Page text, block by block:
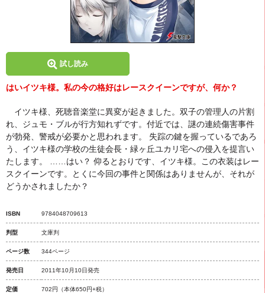
試し読み
はいイツキ様。私の今の格好はレースクイーンですが、何か？
イツキ様、死聴音楽堂に異変が起きました。双子の管理人の片割
れ、ジュモ・ブルが行方知れずです。付近では、謎の連続傷害事件
が勃発、警戒が必要かと思われます。 失踪の鍵を握っているであろ
う、イツキ様の学校の生徒会長・緑ヶ丘ユカリ宅への侵入を提言い
たします。 ……はい？ 仰るとおりです、イツキ様。この衣装はレー
スクイーンです。とくに今回の事件と関係はありませんが、それが
どうかされましたか？
ISBN 9784048709613
判型 文庫判
ページ数 344ページ
発売日 2011年10月10日発売
定価 702円 （本体650円+税）